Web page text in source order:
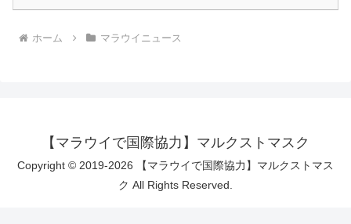
ホーム マラウイニュース
【マラウイで国際協力】マルクストマスク
Copyright © 2019-2026 【マラウイで国際協力】マルクストマス
ク All Rights Reserved.